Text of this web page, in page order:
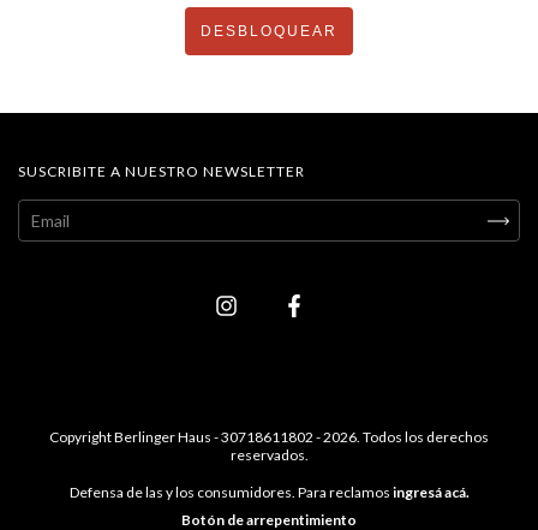
DESBLOQUEAR
SUSCRIBITE A NUESTRO NEWSLETTER
Copyright Berlinger Haus - 30718611802 - 2026. Todos los derechos
reservados.
Defensa de las y los consumidores. Para reclamos ingresá acá.
Botón de arrepentimiento